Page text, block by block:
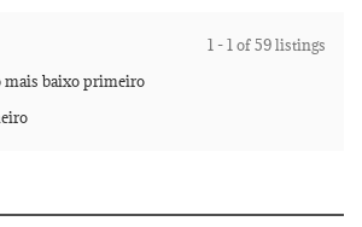
1 - 1 of 59 listings
mais baixo primeiro